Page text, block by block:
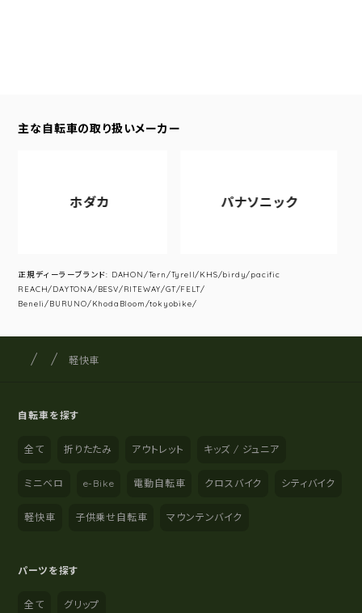
主な自転車の取り扱いメーカー
ホダカ パナソニック
正規ディーラーブランド: DAHON/Tern/Tyrell/KHS/birdy/pacific
REACH/DAYTONA/BESV/RITEWAY/GT/FELT/
Beneli/BURUNO/KhodaBloom/tokyobike/
サイト内の現在地
サイクルショップナカゴヤ
軽快車
自転車を探す
全て 折りたたみ アウトレット キッズ / ジュニア
ミニベロ e-Bike 電動自転車 クロスバイク シティバイク
軽快車 子供乗せ自転車 マウンテンバイク
パーツを探す
全て グリップ